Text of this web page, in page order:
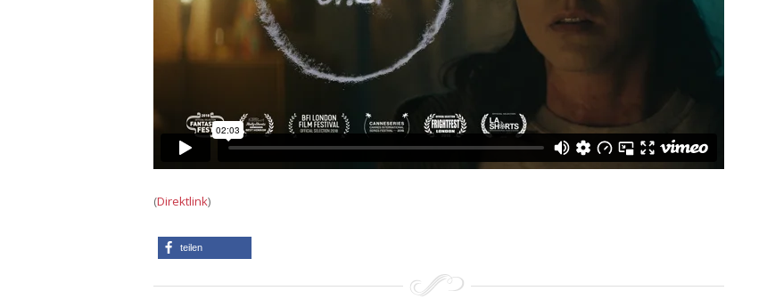
(Direktlink)
teilen